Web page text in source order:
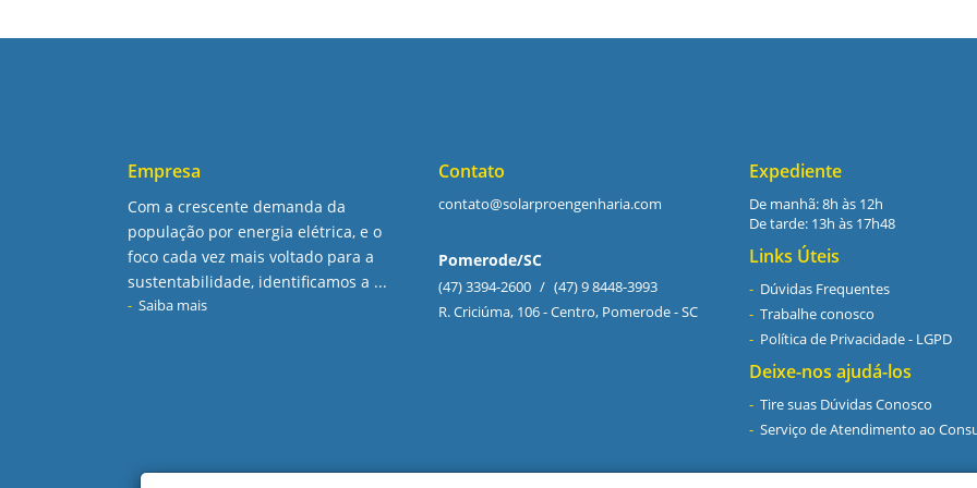
Empresa
Com a crescente demanda da
população por energia elétrica, e o
foco cada vez mais voltado para a
sustentabilidade, identificamos a ...
Saiba mais
Contato
contato@solarproengenharia.com
Pomerode/SC
(47) 3394-2600 / (47) 9 8448-3993
R. Criciúma, 106 - Centro, Pomerode - SC
Expediente
De manhã: 8h às 12h
De tarde: 13h às 17h48
Links Úteis
Dúvidas Frequentes
Trabalhe conosco
Política de Privacidade - LGPD
Deixe-nos ajudá-los
Tire suas Dúvidas Conosco
Serviço de Atendimento ao